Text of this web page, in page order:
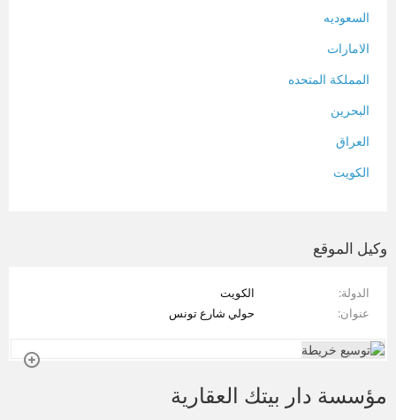
السعوديه
الامارات
المملكة المتحده
البحرين
العراق
الكويت
فلسطين
سوريا
تونس
وكيل الموقع
الدولة
الكويت
عنوان
حولي شارع تونس
مؤسسة دار بيتك العقارية